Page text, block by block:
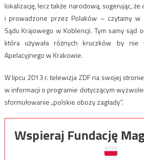
lokalizację, lecz także narodową, sugerując,
i prowadzone przez Polaków – czytamy w
Sądu Krajowego w Koblencji. Tym samy sąd
która używała różnych kruczków by nie
Apelacyjnego w Krakowie.
W lipcu 2013 r. telewizja ZDF na swojej
w informacji o programie dotyczącym
sformułowanie „polskie obozy zagłady”.
Wspieraj Fundację